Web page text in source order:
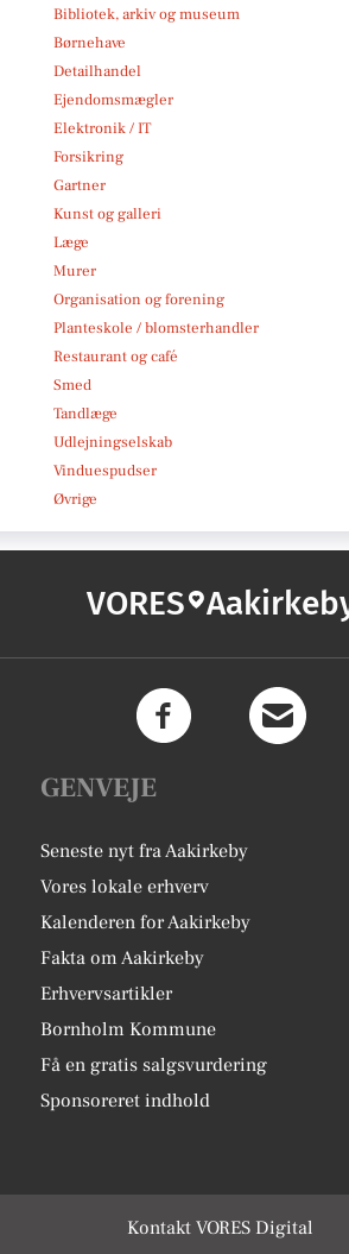
Bibliotek, arkiv og museum
Børnehave
Detailhandel
Ejendomsmægler
Elektronik / IT
Forsikring
Gartner
Kunst og galleri
Læge
Murer
Organisation og forening
Planteskole / blomsterhandler
Restaurant og café
Smed
Tandlæge
Udlejningselskab
Vinduespudser
Øvrige
VORES
GENVEJE
Seneste nyt fra Aakirkeby
Vores lokale erhverv
Kalenderen for Aakirkeby
Fakta om Aakirkeby
Erhvervsartikler
Bornholm Kommune
Få en gratis salgsvurdering
Sponsoreret indhold
Kontakt VORES Digital